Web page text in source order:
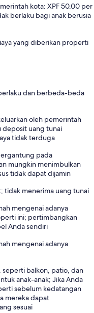
kota: XPF 50.00 per
berlaku bagi anak berusia
yang diberikan properti
dan berbeda-beda
oleh pemerintah
uang tunai
tidak terduga
pada
mungkin menimbulkan
tidak dapat dijamin
tidak menerima uang tunai
mengenai adanya
ini; pertimbangkan
Anda sendiri
mengenai adanya
seperti balkon, patio, dan
anak-anak; Jika Anda
sebelum kedatangan
mereka dapat
sesuai